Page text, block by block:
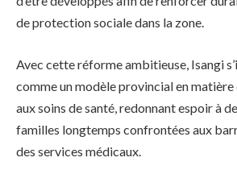
de protection sociale dans la zone.
Avec cette réforme ambitieuse, Isangi
comme un modèle provincial en matière
aux soins de santé, redonnant espoir à
familles longtemps confrontées aux
des services médicaux.